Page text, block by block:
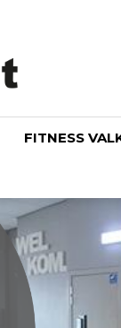
FITNESS